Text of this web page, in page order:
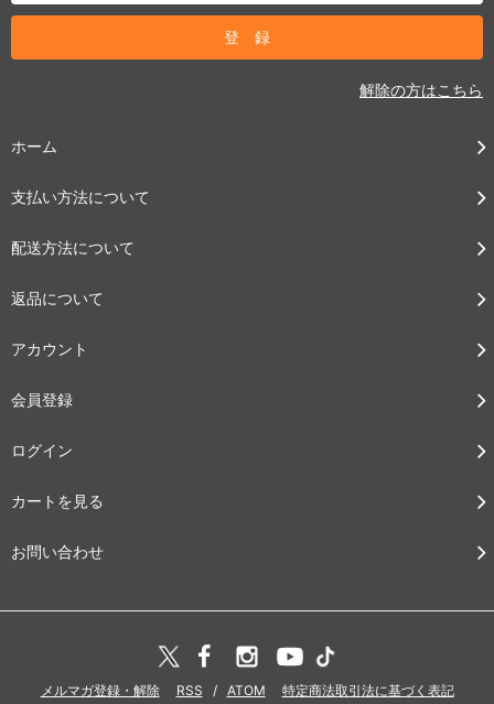
解除の方はこちら
ホーム
支払い方法について
配送方法について
返品について
アカウント
会員登録
ログイン
カートを見る
お問い合わせ
メルマガ登録・解除 RSS / ATOM 特定商法取引法に基づく表記